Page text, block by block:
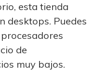
esta tienda
desktops. Puedes
de
muy bajos.